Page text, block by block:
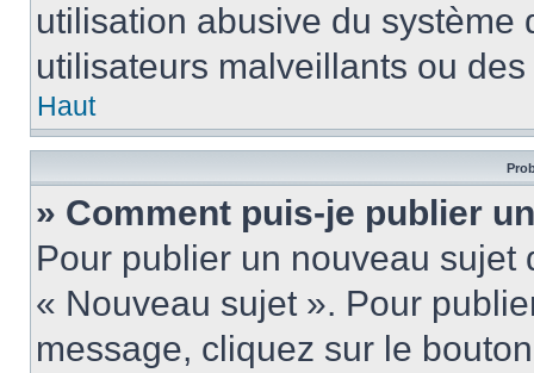
utilisation abusive du
utilisateurs malveillants ou
Haut
» Comment puis-je publier
Pour publier un nouveau
« Nouveau sujet ». Pour
message, cliquez sur le